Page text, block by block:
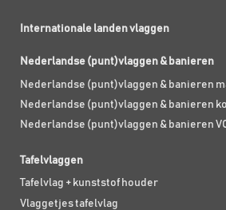
Internationale landen vlaggen
Nederlandse (punt)vlaggen & banieren
Nederlandse (punt)vlaggen & banieren
Nederlandse (punt)vlaggen & banieren
Nederlandse (punt)vlaggen & banieren
Tafelvlaggen
Tafelvlag + kunststof houder
Vlaggetjes tafelvlag